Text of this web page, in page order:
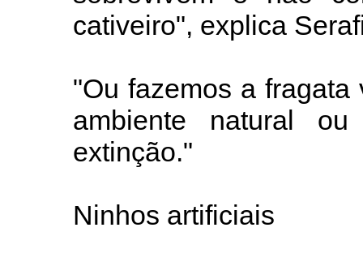
cativeiro", explica
"Ou fazemos a
ambiente natural
extinção."
Ninhos artificiais